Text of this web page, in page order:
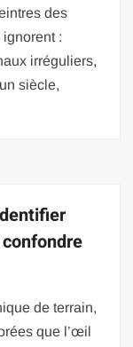
des
:
irréguliers,
siècle,
de terrain,
que l’œil